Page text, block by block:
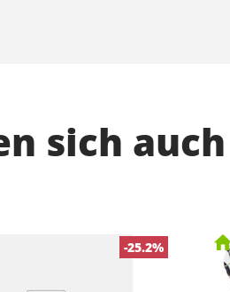
sich
-25.2%